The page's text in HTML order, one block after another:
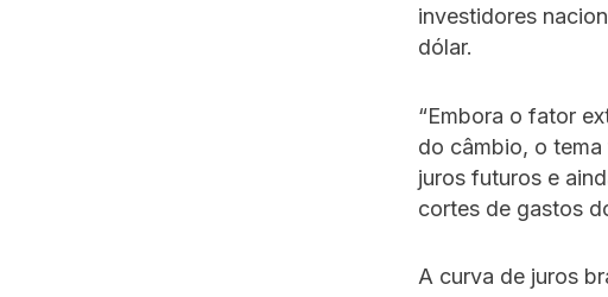
investidores
dólar.
“Embora o fator
do câmbio, o
juros futuros e
cortes de gastos
A curva de juros